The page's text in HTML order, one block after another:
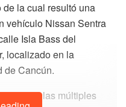
la cual resultó una
vehículo Nissan Sentra
Isla Bass del
localizado en la
de Cancún.
las múltiples